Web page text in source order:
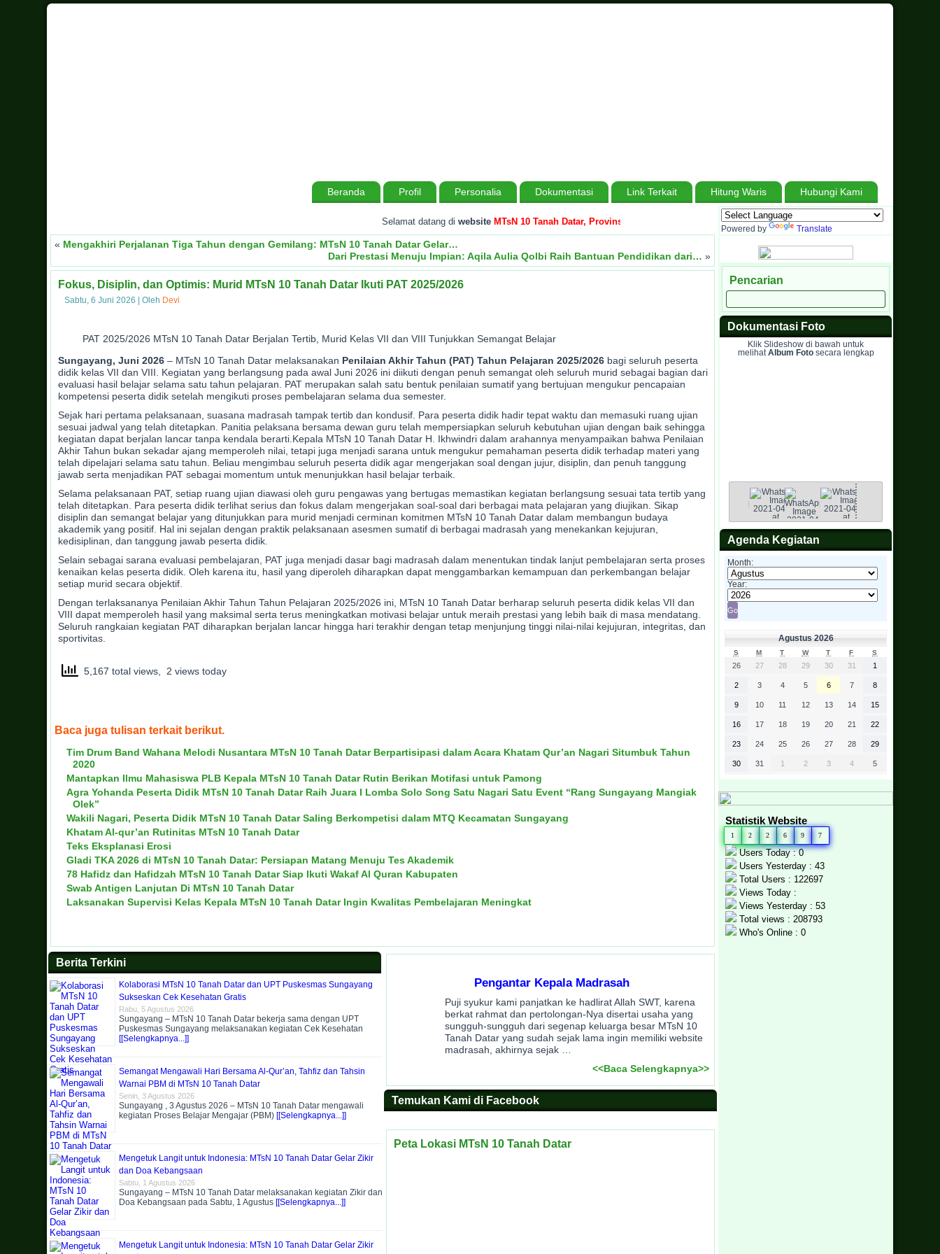
Beranda Profil Personalia Dokumentasi Link Terkait Hitung Waris Hubungi Kami
Selamat datang diwebsite MTsN 10 Tanah Datar, Provinsi Sumatera Barat Berjuang Tiada Henti, Bersabar Tanpa Batas, Menuju
« Mengakhiri Perjalanan Tiga Tahun dengan Gemilang: MTsN 10 Tanah Datar Gelar…
Dari Prestasi Menuju Impian: Aqila Aulia Qolbi Raih Bantuan Pendidikan dari… »
Fokus, Disiplin, dan Optimis: Murid MTsN 10 Tanah Datar Ikuti PAT 2025/2026
Sabtu, 6 Juni 2026 Oleh Devi
PAT 2025/2026 MTsN 10 Tanah Datar Berjalan Tertib, Murid Kelas VII dan VIII Tunjukkan Semangat Belajar
Sungayang, Juni 2026 – MTsN 10 Tanah Datar melaksanakan Penilaian Akhir Tahun (PAT) Tahun Pelajaran 2025/2026 bagi seluruh peserta
didik kelas VII dan VIII. Kegiatan yang berlangsung pada awal Juni 2026 ini diikuti dengan penuh semangat oleh seluruh murid sebagai bagian dari
evaluasi hasil belajar selama satu tahun pelajaran. PAT merupakan salah satu bentuk penilaian sumatif yang bertujuan mengukur pencapaian
kompetensi peserta didik setelah mengikuti proses pembelajaran selama dua semester.
Sejak hari pertama pelaksanaan, suasana madrasah tampak tertib dan kondusif. Para peserta didik hadir tepat waktu dan memasuki ruang ujian
sesuai jadwal yang telah ditetapkan. Panitia pelaksana bersama dewan guru telah mempersiapkan seluruh kebutuhan ujian dengan baik sehingga
kegiatan dapat berjalan lancar tanpa kendala berarti.Kepala MTsN 10 Tanah Datar H. Ikhwindri dalam arahannya menyampaikan bahwa Penilaian
Akhir Tahun bukan sekadar ajang memperoleh nilai, tetapi juga menjadi sarana untuk mengukur pemahaman peserta didik terhadap materi yang
telah dipelajari selama satu tahun. Beliau mengimbau seluruh peserta didik agar mengerjakan soal dengan jujur, disiplin, dan penuh tanggung
jawab serta menjadikan PAT sebagai momentum untuk menunjukkan hasil belajar terbaik.
Selama pelaksanaan PAT, setiap ruang ujian diawasi oleh guru pengawas yang bertugas memastikan kegiatan berlangsung sesuai tata tertib yang
telah ditetapkan. Para peserta didik terlihat serius dan fokus dalam mengerjakan soal-soal dari berbagai mata pelajaran yang diujikan. Sikap
disiplin dan semangat belajar yang ditunjukkan para murid menjadi cerminan komitmen MTsN 10 Tanah Datar dalam membangun budaya
akademik yang positif. Hal ini sejalan dengan praktik pelaksanaan asesmen sumatif di berbagai madrasah yang menekankan kejujuran,
kedisiplinan, dan tanggung jawab peserta didik.
Selain sebagai sarana evaluasi pembelajaran, PAT juga menjadi dasar bagi madrasah dalam menentukan tindak lanjut pembelajaran serta proses
kenaikan kelas peserta didik. Oleh karena itu, hasil yang diperoleh diharapkan dapat menggambarkan kemampuan dan perkembangan belajar
setiap murid secara objektif.
Dengan terlaksananya Penilaian Akhir Tahun Tahun Pelajaran 2025/2026 ini, MTsN 10 Tanah Datar berharap seluruh peserta didik kelas VII dan
VIII dapat memperoleh hasil yang maksimal serta terus meningkatkan motivasi belajar untuk meraih prestasi yang lebih baik di masa mendatang.
Seluruh rangkaian kegiatan PAT diharapkan berjalan lancar hingga hari terakhir dengan tetap menjunjung tinggi nilai-nilai kejujuran, integritas, dan
sportivitas.
5,167 total views, 2 views today
Baca juga tulisan terkait berikut.
Tim Drum Band Wahana Melodi Nusantara MTsN 10 Tanah Datar Berpartisipasi dalam Acara Khatam Qur’an Nagari Situmbuk Tahun
2020
Mantapkan Ilmu Mahasiswa PLB Kepala MTsN 10 Tanah Datar Rutin Berikan Motifasi untuk Pamong
Agra Yohanda Peserta Didik MTsN 10 Tanah Datar Raih Juara I Lomba Solo Song Satu Nagari Satu Event “Rang Sungayang Mangiak
Olek”
Wakili Nagari, Peserta Didik MTsN 10 Tanah Datar Saling Berkompetisi dalam MTQ Kecamatan Sungayang
Khatam Al-qur’an Rutinitas MTsN 10 Tanah Datar
Teks Eksplanasi Erosi
Gladi TKA 2026 di MTsN 10 Tanah Datar: Persiapan Matang Menuju Tes Akademik
78 Hafidz dan Hafidzah MTsN 10 Tanah Datar Siap Ikuti Wakaf Al Quran Kabupaten
Swab Antigen Lanjutan Di MTsN 10 Tanah Datar
Laksanakan Supervisi Kelas Kepala MTsN 10 Tanah Datar Ingin Kwalitas Pembelajaran Meningkat
Berita Terkini
Kolaborasi MTsN 10 Tanah Datar dan UPT Puskesmas Sungayang
Sukseskan Cek Kesehatan Gratis
Rabu, 5 Agustus 2026
Sungayang – MTsN 10 Tanah Datar bekerja sama dengan UPT
Puskesmas Sungayang melaksanakan kegiatan Cek Kesehatan
[[Selengkapnya...]]
Semangat Mengawali Hari Bersama Al-Qur’an, Tahfiz dan Tahsin
Warnai PBM di MTsN 10 Tanah Datar
Senin, 3 Agustus 2026
Sungayang , 3 Agustus 2026 – MTsN 10 Tanah Datar mengawali
kegiatan Proses Belajar Mengajar (PBM) [[Selengkapnya...]]
Mengetuk Langit untuk Indonesia: MTsN 10 Tanah Datar Gelar Zikir
dan Doa Kebangsaan
Sabtu, 1 Agustus 2026
Sungayang – MTsN 10 Tanah Datar melaksanakan kegiatan Zikir dan
Doa Kebangsaan pada Sabtu, 1 Agustus [[Selengkapnya...]]
Mengetuk Langit untuk Indonesia: MTsN 10 Tanah Datar Gelar Zikir
Pengantar Kepala Madrasah
Puji syukur kami panjatkan ke hadlirat Allah SWT, karena
berkat rahmat dan pertolongan-Nya disertai usaha yang
sungguh-sungguh dari segenap keluarga besar MTsN 10
Tanah Datar yang sudah sejak lama ingin memiliki website
madrasah, akhirnya sejak …
<<Baca Selengkapnya>>
Temukan Kami di Facebook
Peta Lokasi MTsN 10 Tanah Datar
Powered by Translate
Pencarian
Dokumentasi Foto
Klik Slideshow di bawah untuk
melihatAlbum Fotosecara lengkap
Agenda Kegiatan
Month:
Year:
Agustus 2026
S M T W T F S
26 27 28 29 30 31 1
2 3 4 5 6 7 8
9 10 11 12 13 14 15
16 17 18 19 20 21 22
23 24 25 26 27 28 29
30 31 1 2 3 4 5
Statistik Website
1 2 2 6 9 7
Users Today : 0
Users Yesterday : 43
Total Users : 122697
Views Today :
Views Yesterday : 53
Total views : 208793
Who's Online : 0